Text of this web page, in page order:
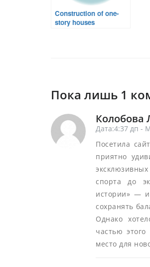
Construction of one-
story houses
Пока лишь 1
Колобова
Дата:4:37 дп -
Посетила
приятно
спорта до
истории» —
сохранять
Однако
частью
место для